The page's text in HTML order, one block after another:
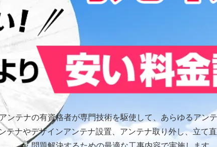
ンテナの有資格者が専門技術を駆使して、あらゆるアン
テナやデザインアンテナ設置、アンテナ取り外し、立て直